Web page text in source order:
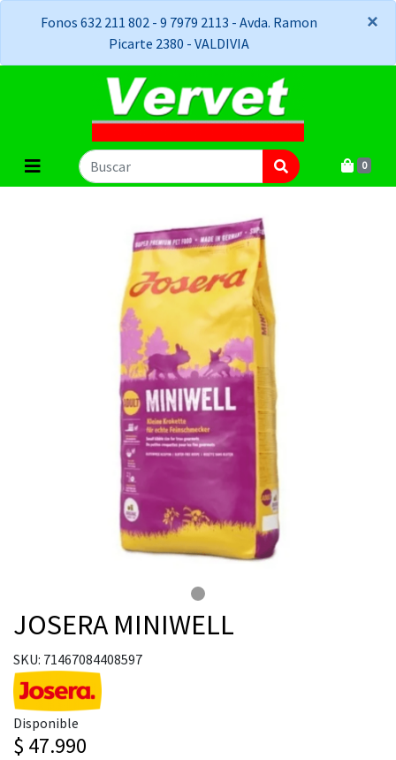
Fonos 632 211 802 - 9 7979 2113 - Avda. Ramon
Picarte 2380 - VALDIVIA
×
×
0
JOSERA MINIWELL
SKU: 71467084408597
Disponible
$ 47.990